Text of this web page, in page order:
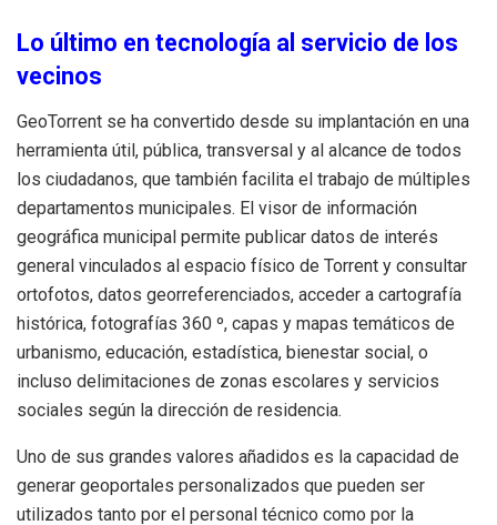
Lo último en tecnología al servicio de los
vecinos
GeoTorrent se ha convertido desde su implantación en una
herramienta útil, pública, transversal y al alcance de todos
los ciudadanos, que también facilita el trabajo de múltiples
departamentos municipales. El visor de información
geográfica municipal permite publicar datos de interés
general vinculados al espacio físico de Torrent y consultar
ortofotos, datos georreferenciados, acceder a cartografía
histórica, fotografías 360 º, capas y mapas temáticos de
urbanismo, educación, estadística, bienestar social, o
incluso delimitaciones de zonas escolares y servicios
sociales según la dirección de residencia.
Uno de sus grandes valores añadidos es la capacidad de
generar geoportales personalizados que pueden ser
utilizados tanto por el personal técnico como por la